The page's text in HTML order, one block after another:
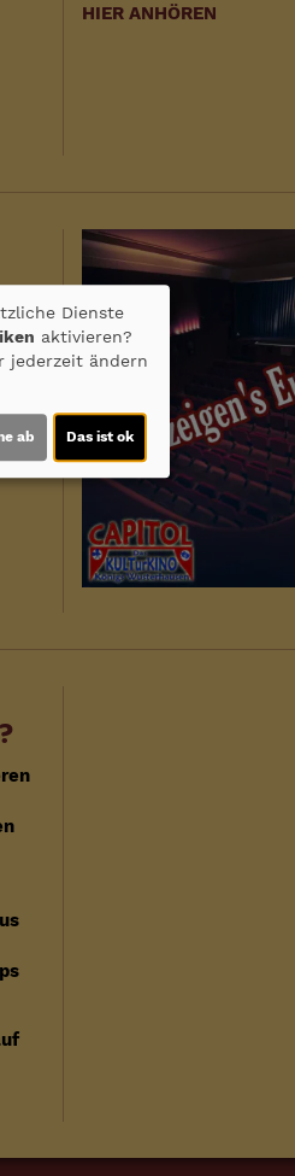
HIER ANHÖREN
Dienste
aktivieren?
jederzeit ändern
ab Das ist ok